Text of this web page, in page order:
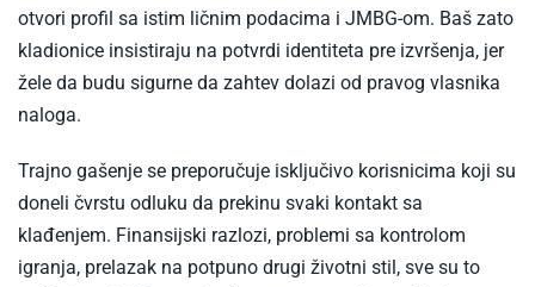
otvori profil sa istim ličnim podacima i JMBG-om. Baš zato
kladionice insistiraju na potvrdi identiteta pre izvršenja, jer
žele da budu sigurne da zahtev dolazi od pravog vlasnika
naloga.
Trajno gašenje se preporučuje isključivo korisnicima koji su
doneli čvrstu odluku da prekinu svaki kontakt sa
klađenjem. Finansijski razlozi, problemi sa kontrolom
igranja, prelazak na potpuno drugi životni stil, sve su to